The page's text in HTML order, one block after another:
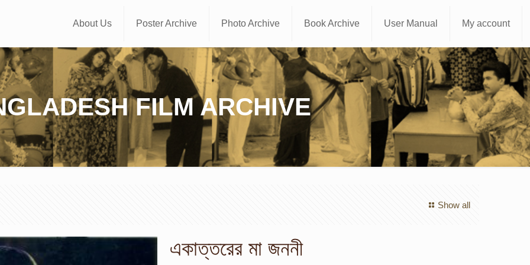
About Us Poster Archive Photo Archive Book Archive User Manual My account
FILM ARCHIVE
Show all
একাত্তরের মা জননী